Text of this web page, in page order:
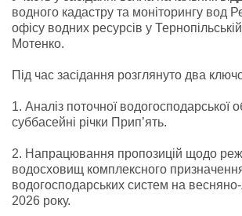
водного кадастру та моніторингу вод
офісу водних ресурсів у
Мотенко.
Під час засідання розглянуто два
1. Аналіз поточної водогосподарської
суббасейні річки Прип’ять.
2. Напрацювання пропозицій щодо
водосховищ комплексного
водогосподарських систем на весняно-
2026 року.